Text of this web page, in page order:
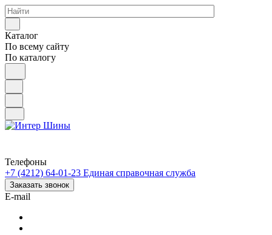
Каталог
По всему сайту
По каталогу
Телефоны
+7 (4212) 64-01-23 Единая справочная служба
Заказать звонок
E-mail